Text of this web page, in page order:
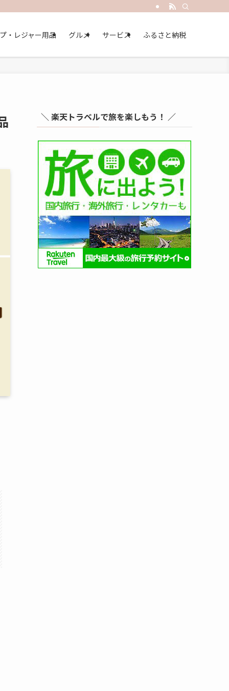
・レジャー用品 グルメ サービス ふるさと納税
＼ 楽天トラベルで旅を楽しもう！ ／